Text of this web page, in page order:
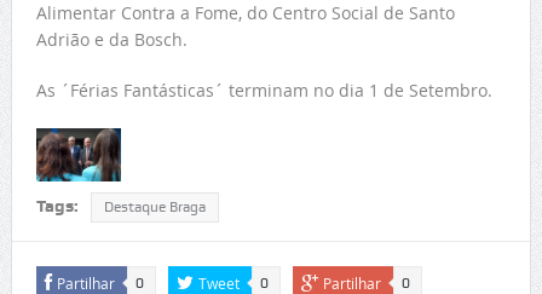
Alimentar Contra a Fome, do Centro Social de Santo
Adrião e da Bosch.
As ´Férias Fantásticas´ terminam no dia 1 de Setembro.
Tags: Destaque Braga
Partilhar 0 Tweet 0 Partilhar 0